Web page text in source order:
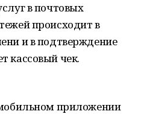
в почтовых
происходит в
и в подтверждение
кассовый чек.
приложении